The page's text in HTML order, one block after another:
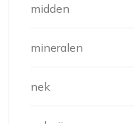
midden
mineralen
nek